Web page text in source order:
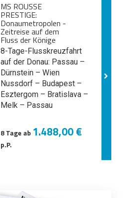
MS ROUSSE
PRESTIGE:
Donaumetropolen -
Zeitreise auf dem
Fluss der Könige
8-Tage-Flusskreuzfahrt
auf der Donau: Passau –
Dürnstein – Wien
Nussdorf – Budapest –
Esztergom – Bratislava –
Melk – Passau
8 Tage ab 1.488,00 €
p.P.